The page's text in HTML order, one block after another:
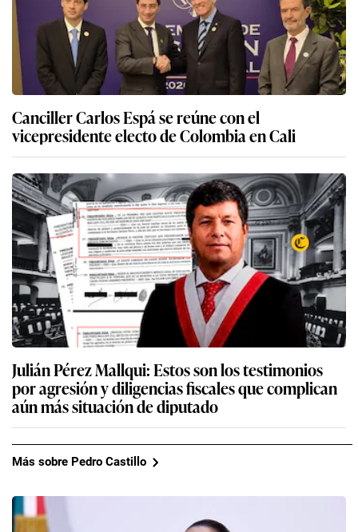
Canciller Carlos Espá se reúne con el
vicepresidente electo de Colombia en Cali
Julián Pérez Mallqui: Estos son los testimonios
por agresión y diligencias fiscales que complican
aún más situación de diputado
Más sobre Pedro Castillo